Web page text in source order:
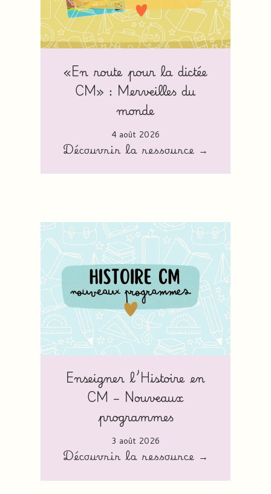
«En route pour la dictée
CM» : Merveilles du
monde
4 août 2026
Découvrir la ressource →
Enseigner l’Histoire en
CM – Nouveaux
programmes
3 août 2026
Découvrir la ressource →